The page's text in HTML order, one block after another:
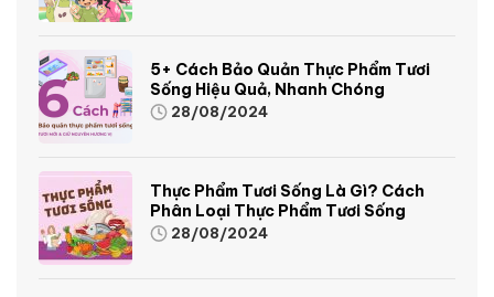
5+ Cách Bảo Quản Thực Phẩm Tươi
Sống Hiệu Quả, Nhanh Chóng
28/08/2024
Thực Phẩm Tươi Sống Là Gì? Cách
Phân Loại Thực Phẩm Tươi Sống
28/08/2024